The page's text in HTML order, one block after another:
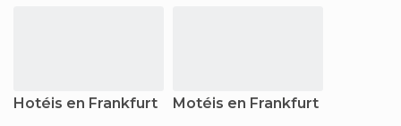
Hotéis en Frankfurt Motéis en Frankfurt